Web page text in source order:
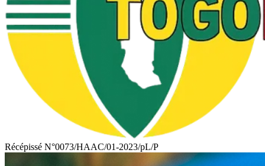
TOGODAILYNEWS
Récépissé N°0073/HAAC/01-2023/pL/P